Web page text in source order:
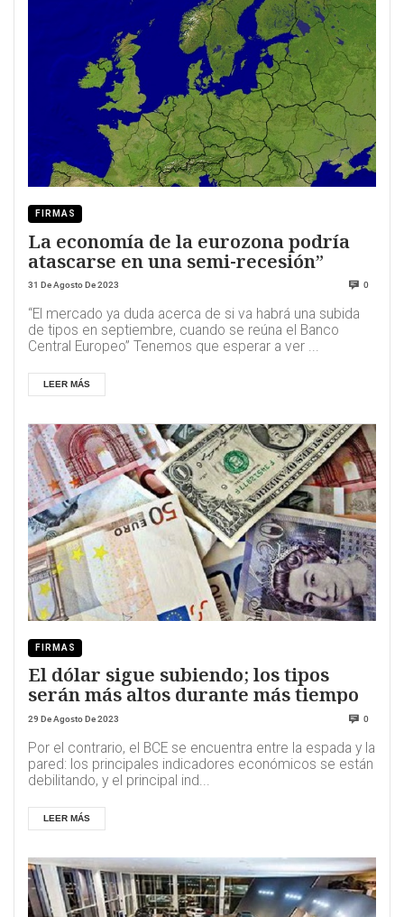
FIRMAS
La economía de la eurozona podría
atascarse en una semi-recesión”
31 De Agosto De 2023 0
“El mercado ya duda acerca de si va habrá una subida
de tipos en septiembre, cuando se reúna el Banco
Central Europeo” Tenemos que esperar a ver ...
LEER MÁS
FIRMAS
El dólar sigue subiendo; los tipos
serán más altos durante más tiempo
29 De Agosto De 2023 0
Por el contrario, el BCE se encuentra entre la espada y la
pared: los principales indicadores económicos se están
debilitando, y el principal ind...
LEER MÁS